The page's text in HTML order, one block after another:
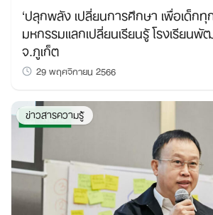
‘ปลุกพลัง เปลี่ยนการศึกษา เพื่อเด็กทุ
มหกรรมแลกเปลี่ยนเรียนรู้ โรงเรียน
จ.ภูเก็ต
29 พฤศจิกายน 2566
ข่าวสารความรู้